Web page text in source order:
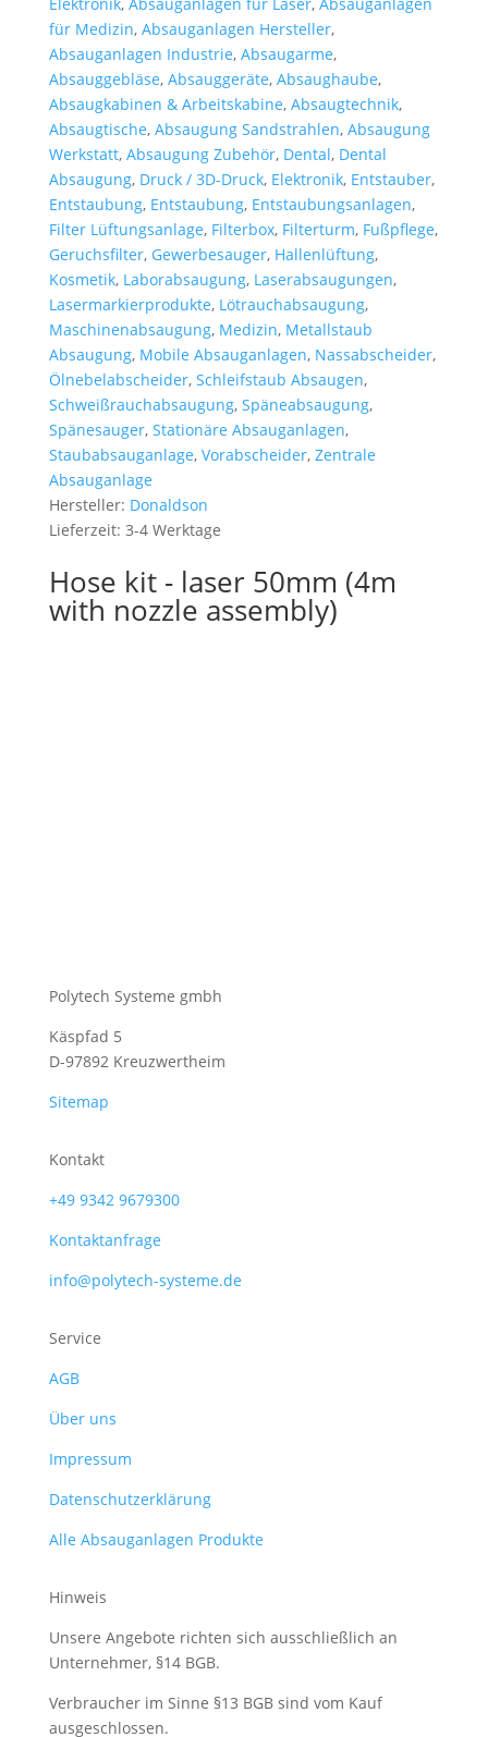
für Medizin, Absauganlagen Hersteller,
Absauganlagen Industrie, Absaugarme,
Absauggebläse, Absauggeräte, Absaughaube,
Absaugkabinen & Arbeitskabine, Absaugtechnik,
Absaugtische, Absaugung Sandstrahlen, Absaugung
Werkstatt, Absaugung Zubehör, Dental, Dental
Absaugung, Druck / 3D-Druck, Elektronik, Entstauber,
Entstaubung, Entstaubung, Entstaubungsanlagen,
Filter Lüftungsanlage, Filterbox, Filterturm, Fußpflege,
Geruchsfilter, Gewerbesauger, Hallenlüftung,
Kosmetik, Laborabsaugung, Laserabsaugungen,
Lasermarkierprodukte, Lötrauchabsaugung,
Maschinenabsaugung, Medizin, Metallstaub
Absaugung, Mobile Absauganlagen, Nassabscheider,
Ölnebelabscheider, Schleifstaub Absaugen,
Schweißrauchabsaugung, Späneabsaugung,
Spänesauger, Stationäre Absauganlagen,
Staubabsauganlage, Vorabscheider, Zentrale
Absauganlage
Hersteller: Donaldson
Lieferzeit: 3-4 Werktage
Hose kit - laser 50mm (4m
with nozzle assembly)
Polytech Systeme gmbh
Käspfad 5
D-97892 Kreuzwertheim
Sitemap
Kontakt
+49 9342 9679300
Kontaktanfrage
info@polytech-systeme.de
Service
AGB
Über uns
Impressum
Datenschutzerklärung
Alle Absauganlagen Produkte
Hinweis
Unsere Angebote richten sich ausschließlich an
Unternehmer, §14 BGB.
Verbraucher im Sinne §13 BGB sind vom Kauf
ausgeschlossen.